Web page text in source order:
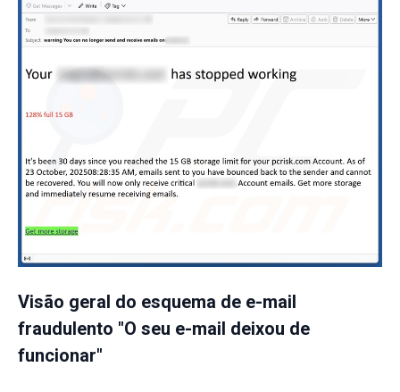
Visão geral do esquema de e-mail
fraudulento "O seu e-mail deixou de
funcionar"